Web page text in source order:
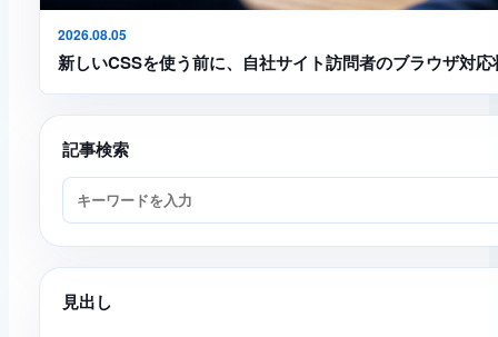
2026.08.05
新しいCSSを使う前に、自社サイト訪問者のブラウザ対
記事検索
ブログ記事を検索
見出し